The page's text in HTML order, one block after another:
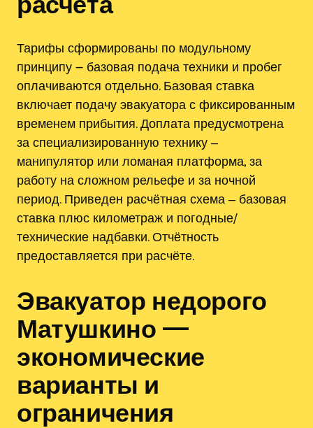
Тарифы сформированы по модульному
принципу ౼ базовая подача техники и пробег
оплачиваются отдельно. Базовая ставка
включает подачу эвакуатора с фиксированным
временем прибытия. Доплата предусмотрена
за специализированную технику ‒
манипулятор или ломаная платформа, за
работу на сложном рельефе и за ночной
период. Приведен расчётная схема ‒ базовая
ставка плюс километраж и погодные/
технические надбавки. Отчётность
предоставляется при расчёте.
Эвакуатор недорого
Матушкино —
экономические
варианты и
ограничения